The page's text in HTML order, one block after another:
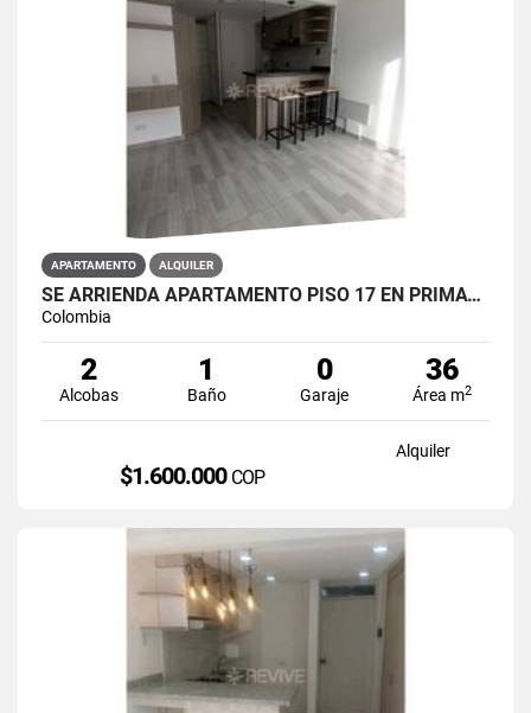
APARTAMENTO ALQUILER
SE ARRIENDA APARTAMENTO PISO 17 EN PRIMAVERA 6-39 PUENTE ARANDA
Colombia
2
Alcobas
1
Baño
0
Garaje
36
Área m2
Alquiler
$1.600.000 COP